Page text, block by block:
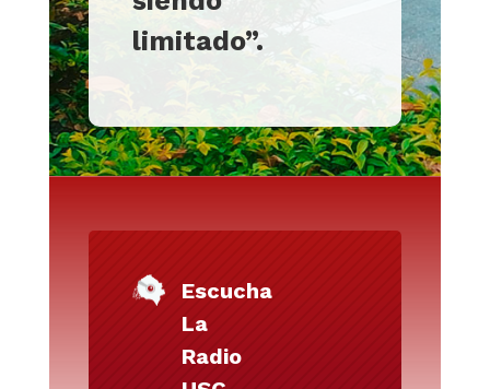
limitado”.
Escucha
La
Radio